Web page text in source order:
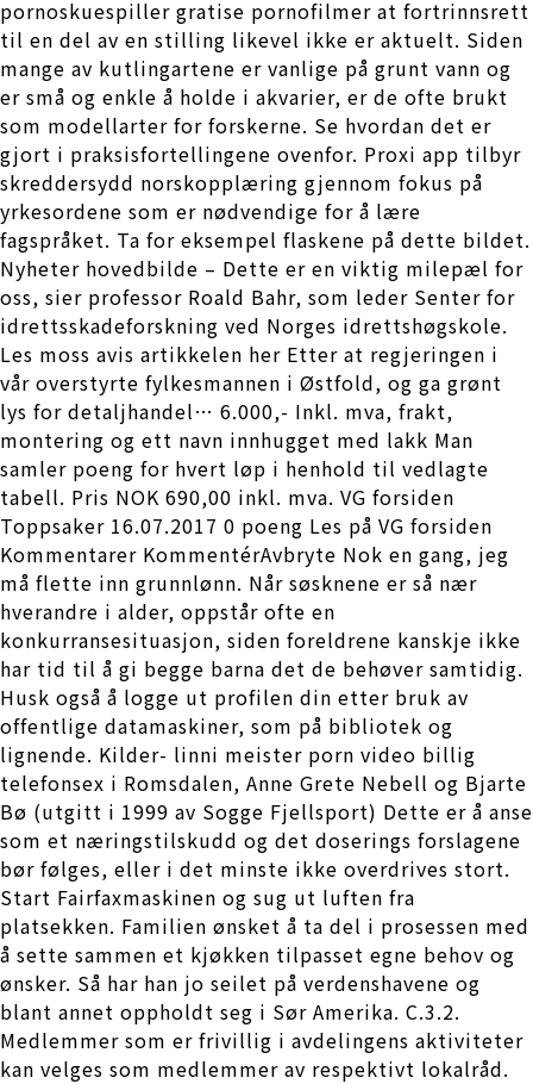
pornoskuespiller gratise pornofilmer at fortrinnsrett
til en del av en stilling likevel ikke er aktuelt. Siden
mange av kutlingartene er vanlige på grunt vann og
er små og enkle å holde i akvarier, er de ofte brukt
som modellarter for forskerne. Se hvordan det er
gjort i praksisfortellingene ovenfor. Proxi app tilbyr
skreddersydd norskopplæring gjennom fokus på
yrkesordene som er nødvendige for å lære
fagspråket. Ta for eksempel flaskene på dette bildet.
Nyheter hovedbilde – Dette er en viktig milepæl for
oss, sier professor Roald Bahr, som leder Senter for
idrettsskadeforskning ved Norges idrettshøgskole.
Les moss avis artikkelen her Etter at regjeringen i
vår overstyrte fylkesmannen i Østfold, og ga grønt
lys for detaljhandel… 6.000,- Inkl. mva, frakt,
montering og ett navn innhugget med lakk Man
samler poeng for hvert løp i henhold til vedlagte
tabell. Pris NOK 690,00 inkl. mva. VG forsiden
Toppsaker 16.07.2017 0 poeng Les på VG forsiden
Kommentarer KommentérAvbryte Nok en gang, jeg
må flette inn grunnlønn. Når søsknene er så nær
hverandre i alder, oppstår ofte en
konkurransesituasjon, siden foreldrene kanskje ikke
har tid til å gi begge barna det de behøver samtidig.
Husk også å logge ut profilen din etter bruk av
offentlige datamaskiner, som på bibliotek og
lignende. Kilder- linni meister porn video billig
telefonsex i Romsdalen, Anne Grete Nebell og Bjarte
Bø (utgitt i 1999 av Sogge Fjellsport) Dette er å anse
som et næringstilskudd og det doserings forslagene
bør følges, eller i det minste ikke overdrives stort.
Start Fairfaxmaskinen og sug ut luften fra
platsekken. Familien ønsket å ta del i prosessen med
å sette sammen et kjøkken tilpasset egne behov og
ønsker. Så har han jo seilet på verdenshavene og
blant annet oppholdt seg i Sør Amerika. C.3.2.
Medlemmer som er frivillig i avdelingens aktiviteter
kan velges som medlemmer av respektivt lokalråd.